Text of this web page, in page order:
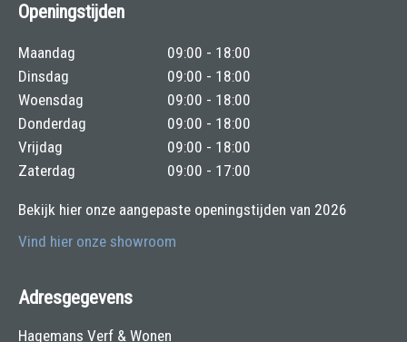
Openingstijden
Maandag
09:00 - 18:00
Dinsdag
09:00 - 18:00
Woensdag
09:00 - 18:00
Donderdag
09:00 - 18:00
Vrijdag
09:00 - 18:00
Zaterdag
09:00 - 17:00
Bekijk hier onze aangepaste openingstijden van 2026
Vind hier onze showroom
Adresgegevens
Hagemans Verf & Wonen